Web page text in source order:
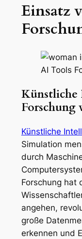
Einsatz
Künstliche
Forschung
Künstliche
Simulation
durch
Forschung hat
angehen,
große
erkennen und